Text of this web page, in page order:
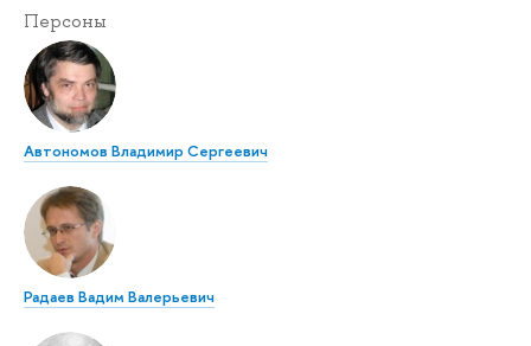
Персоны
Автономов Владимир Сергеевич
Радаев Вадим Валерьевич